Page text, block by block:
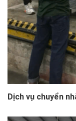
Dịch vụ chuyển